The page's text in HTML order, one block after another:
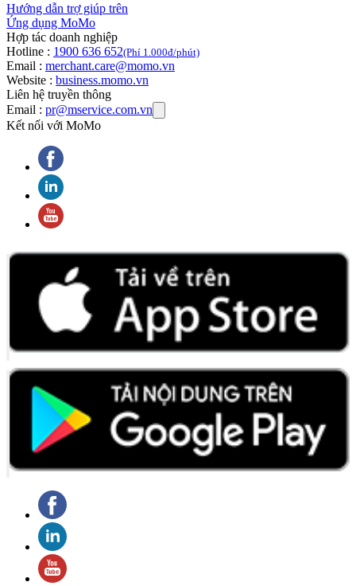
Hướng dẫn trợ giúp trên
Ứng dụng MoMo
Hợp tác doanh nghiệp
Hotline : 1900 636 652(Phí 1.000đ/phút)
Email : merchant.care@momo.vn
Website : business.momo.vn
Liên hệ truyền thông
Email : pr@mservice.com.vn
Kết nối với MoMo